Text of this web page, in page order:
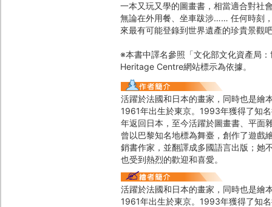
一本又玩又學的圖畫書，相當適合對社
無論在外用餐、坐車跋涉…… 任何時刻
來最有可能登錄到世界遺產的珍貴景觀
※本書中譯名參照「文化部文化資產局
Heritage Centre網站標示為依據。
活躍於法國和日本的畫家，同時也是繪
1961年出生於東京。1993年獲得了知
年返回日本，至今活躍於圖畫書、平面
曾以巴黎知名地標為舞臺，創作了遊戲
銷書作家，並翻譯成多國語言出版；她
也受到熱烈的歡迎和喜愛。
活躍於法國和日本的畫家，同時也是繪
1961年出生於東京。1993年獲得了知